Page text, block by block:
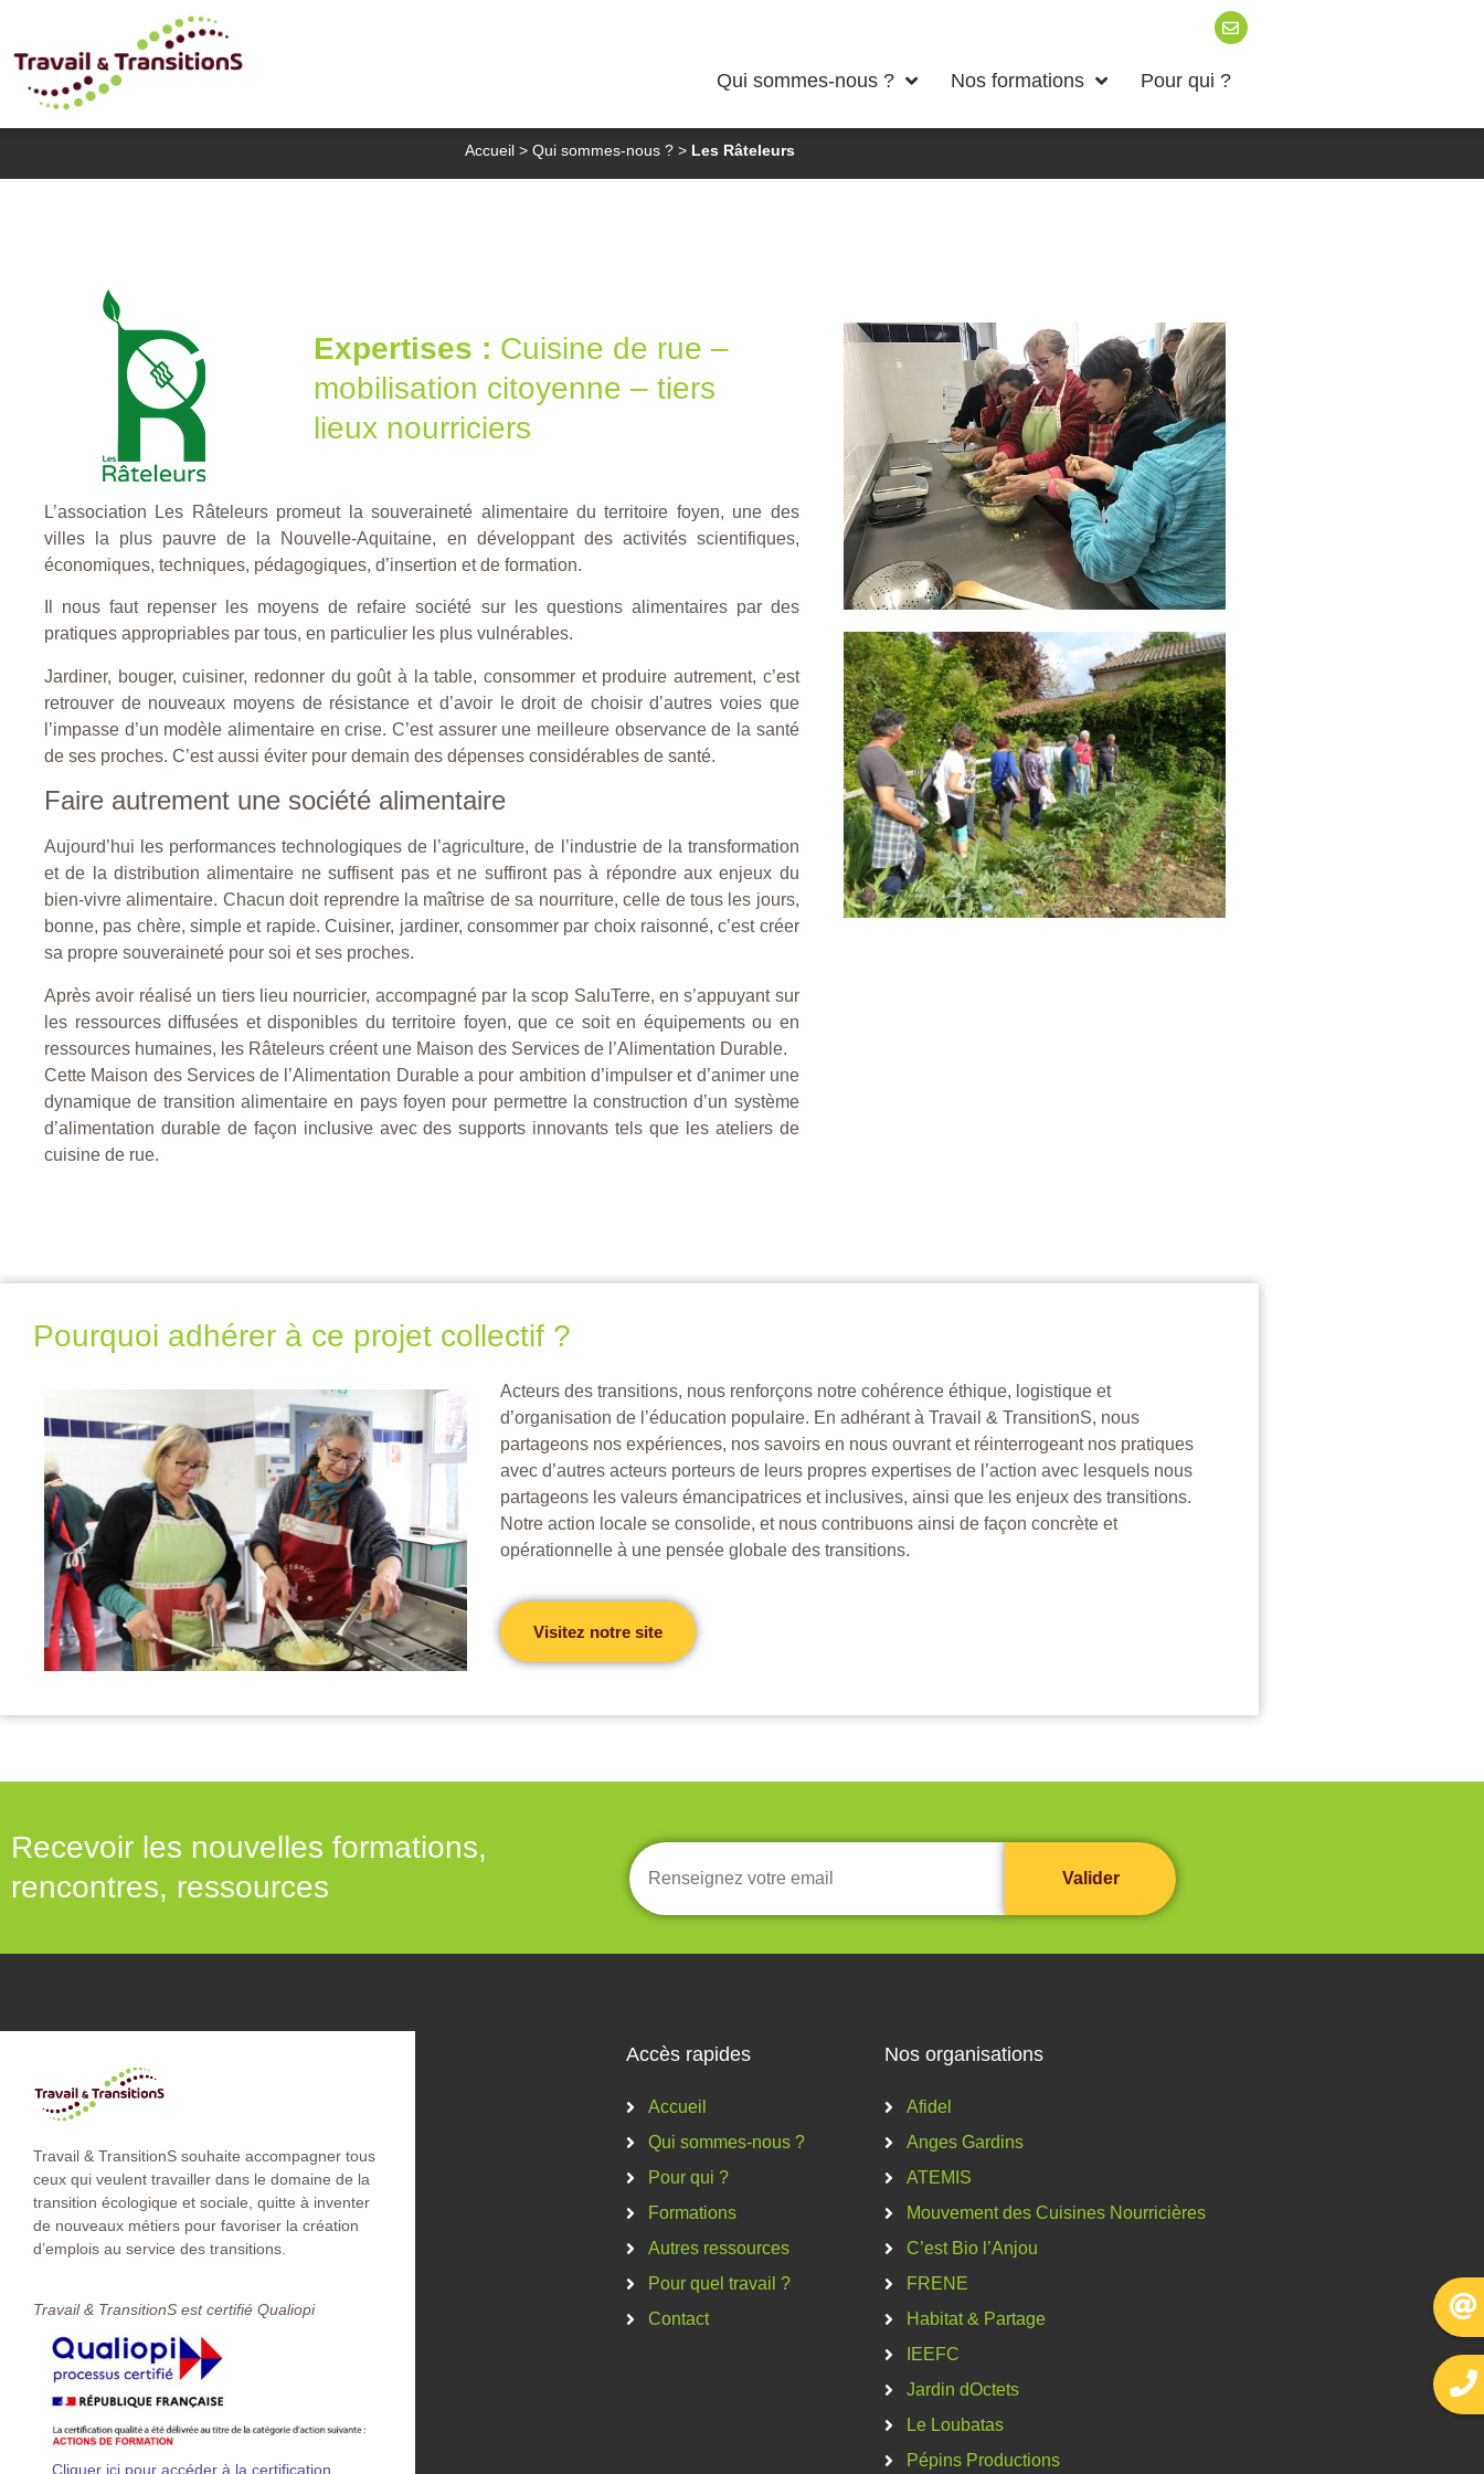
Qui sommes-nous ? Nos formations Pour qui ?
Accueil > Qui sommes-nous ?> Les Râteleurs
Expertises : Cuisine de rue –
mobilisation citoyenne – tiers
lieux nourriciers
L’association Les Râteleurs promeut la souveraineté alimentaire du territoire foyen, une des
villes la plus pauvre de la Nouvelle-Aquitaine, en développant des activités scientifiques,
économiques, techniques, pédagogiques, d’insertion et de formation.
Il nous faut repenser les moyens de refaire société sur les questions alimentaires par des
pratiques appropriables par tous, en particulier les plus vulnérables.
Jardiner, bouger, cuisiner, redonner du goût à la table, consommer et produire autrement, c’est
retrouver de nouveaux moyens de résistance et d’avoir le droit de choisir d’autres voies que
l’impasse d’un modèle alimentaire en crise. C’est assurer une meilleure observance de la santé
de ses proches. C’est aussi éviter pour demain des dépenses considérables de santé.
Faire autrement une société alimentaire
Aujourd’hui les performances technologiques de l’agriculture, de l’industrie de la transformation
et de la distribution alimentaire ne suffisent pas et ne suffiront pas à répondre aux enjeux du
bien-vivre alimentaire. Chacun doit reprendre la maîtrise de sa nourriture, celle de tous les jours,
bonne, pas chère, simple et rapide. Cuisiner, jardiner, consommer par choix raisonné, c’est créer
sa propre souveraineté pour soi et ses proches.
Après avoir réalisé un tiers lieu nourricier, accompagné par la scop SaluTerre, en s’appuyant sur
les ressources diffusées et disponibles du territoire foyen, que ce soit en équipements ou en
ressources humaines, les Râteleurs créent une Maison des Services de l’Alimentation Durable.
Cette Maison des Services de l’Alimentation Durable a pour ambition d’impulser et d’animer une
dynamique de transition alimentaire en pays foyen pour permettre la construction d’un système
d’alimentation durable de façon inclusive avec des supports innovants tels que les ateliers de
cuisine de rue.
Pourquoi adhérer à ce projet collectif ?
Acteurs des transitions, nous renforçons notre cohérence éthique, logistique et
d’organisation de l’éducation populaire. En adhérant à Travail & TransitionS, nous
partageons nos expériences, nos savoirs en nous ouvrant et réinterrogeant nos pratiques
avec d’autres acteurs porteurs de leurs propres expertises de l’action avec lesquels nous
partageons les valeurs émancipatrices et inclusives, ainsi que les enjeux des transitions.
Notre action locale se consolide, et nous contribuons ainsi de façon concrète et
opérationnelle à une pensée globale des transitions.
Visitez notre site
Recevoir les nouvelles formations,
rencontres, ressources
Travail & TransitionS souhaite accompagner tous
ceux qui veulent travailler dans le domaine de la
transition écologique et sociale, quitte à inventer
de nouveaux métiers pour favoriser la création
d’emplois au service des transitions.
Travail & TransitionS est certifié Qualiopi​
Cliquer ici pour accéder à la certification
Accès rapides
Accueil
Qui sommes-nous ?
Pour qui ?
Formations
Autres ressources
Pour quel travail ?
Contact
Nos organisations
Afidel
Anges Gardins
ATEMIS
Mouvement des Cuisines Nourricières
C’est Bio l’Anjou
FRENE
Habitat & Partage
IEEFC
Jardin dOctets
Le Loubatas
Pépins Productions